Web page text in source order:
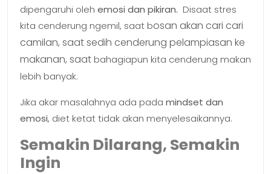
dipengaruhi oleh emosi dan pikiran. Disaat stres
kita cenderung ngemil, saat bosan akan cari cari
camilan, saatsedih cenderung pelampiasan ke
makanan, saat bahagiapun kita cenderung makan
lebih banyak.
Jika akar masalahnya ada pada mindset dan
emosi, diet ketat tidak akan menyelesaikannya.
Semakin Dilarang, Semakin
Ingin